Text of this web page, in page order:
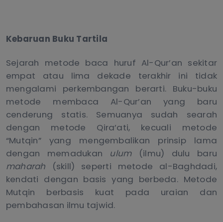
Kebaruan Buku Tartila
Sejarah metode baca huruf Al-Qur’an sekitar
empat atau lima dekade terakhir ini tidak
mengalami perkembangan berarti. Buku-buku
metode membaca Al-Qur’an yang baru
cenderung statis. Semuanya sudah searah
dengan metode Qira’ati, kecuali metode
“Mutqin” yang mengembalikan prinsip lama
dengan memadukan ulum (ilmu) dulu baru
maharah
(skill) seperti metode al-Baghdadi,
kendati dengan basis yang berbeda. Metode
Mutqin berbasis kuat pada uraian dan
pembahasan ilmu tajwid.